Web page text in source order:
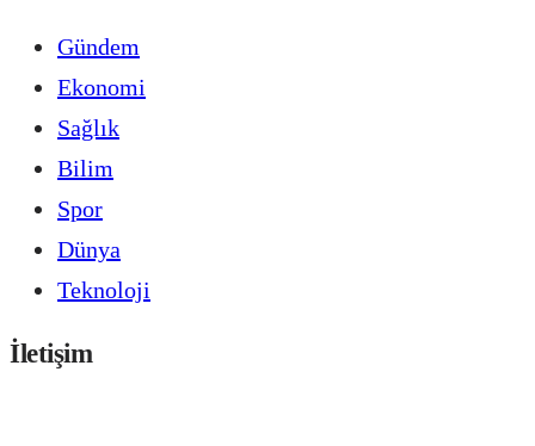
Gündem
Ekonomi
Sağlık
Bilim
Spor
Dünya
Teknoloji
İletişim